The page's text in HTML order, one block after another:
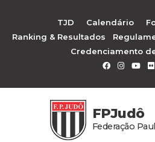
TJD Calendário
Ranking & Resultados
Credenciamento
FPJudô
Federação